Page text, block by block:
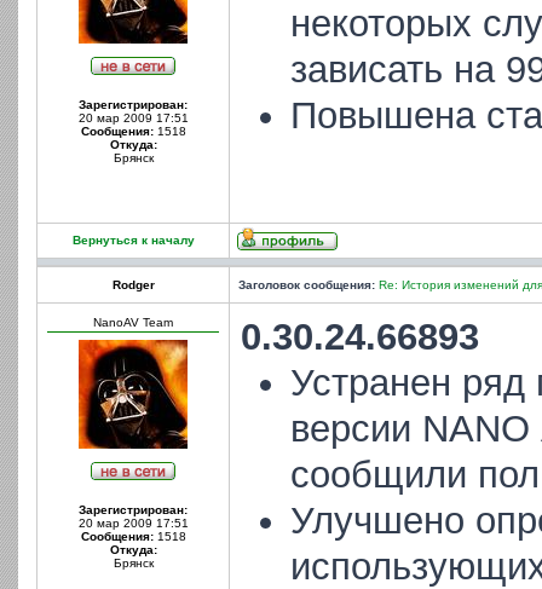
Зарегистрирован:
20 мар 2009 17:51
Сообщения:1518
Откуда:
Брянск
некоторых
зависать на
Повышена
Вернуться к началу
Rodger Заголовок сообщения: Re: История изменений
NanoAV Team
Зарегистрирован:
20 мар 2009 17:51
Сообщения:1518
Откуда:
Брянск
0.30.24.66893
Устранен
версии
сообщили
Улучшено